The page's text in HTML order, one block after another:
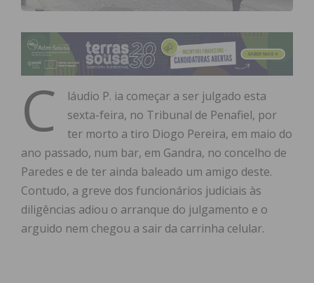
C
láudio P. ia começar a ser julgado esta
sexta-feira, no Tribunal de Penafiel, por
ter morto a tiro Diogo Pereira, em maio do
ano passado, num bar, em Gandra, no concelho de
Paredes e de ter ainda baleado um amigo deste.
Contudo, a greve dos funcionários judiciais às
diligências adiou o arranque do julgamento e o
arguido nem chegou a sair da carrinha celular.